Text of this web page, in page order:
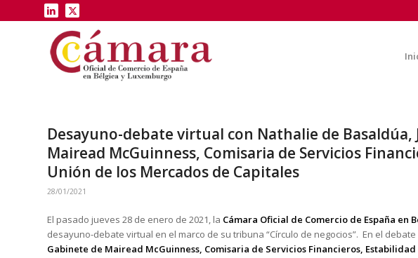
Desayuno-debate virtual con Nathalie de
Mairead McGuinness, Comisaria de Servicios
Unión de los Mercados de Capitales
28/01/2021
El pasado jueves 28 de enero de 2021, la Cámara Oficial de Comercio de España en
desayuno-debate virtual en el marco de su tribuna “Círculo de negocios”. En el
Gabinete de Mairead McGuinness, Comisaria de Servicios Financieros,